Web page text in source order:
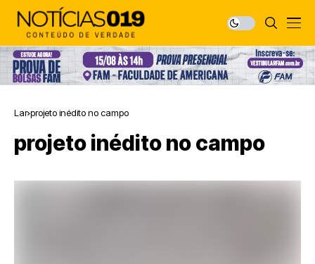
Lar projeto inédito no campo
projeto inédito no campo